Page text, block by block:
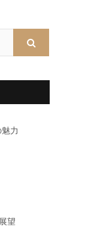
力
望